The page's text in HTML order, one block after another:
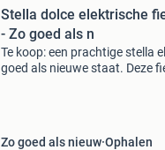
Stella dolce elektrische
- Zo goed als n
Te koop: een prachtige stella
goed als nieuwe staat. Deze
Zo goed als nieuw Ophalen